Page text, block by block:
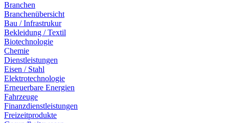
Branchen
Branchenübersicht
Bau / Infrastrukur
Bekleidung / Textil
Biotechnologie
Chemie
Dienstleistungen
Eisen / Stahl
Elektrotechnologie
Erneuerbare Energien
Fahrzeuge
Finanzdienstleistungen
Freizeitprodukte